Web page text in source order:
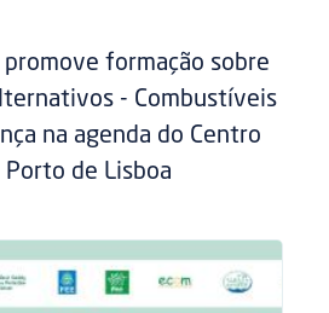
formação sobre
- Combustíveis
na agenda do Centro
Porto de Lisboa